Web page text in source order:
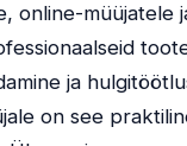
online-müüjatele
ja
on see